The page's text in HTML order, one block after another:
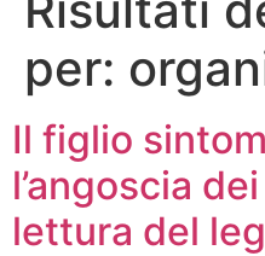
per:
Il figlio
l’angoscia
lettura del